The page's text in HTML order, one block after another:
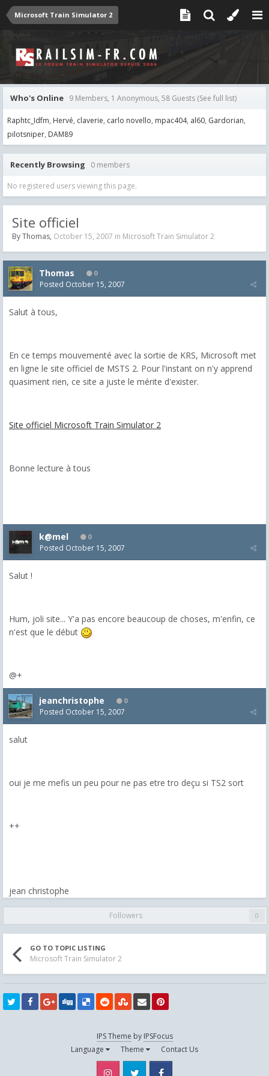
Microsoft Train Simulator 2
Who's Online 9 Members, 1 Anonymous, 58 Guests (See full list)
Raphtc_Idfm Hervé claverie carlo novello mpac404 al60 Gardorian
pilotsniper DAM89
Recently Browsing 0 members
No registered users viewing this page.
Site officiel
ByThomas, October 15, 2007 in Microsoft Train Simulator 2
Thomas 0
Posted October 15, 2007
Salut à tous,
En ce temps mouvementé avec la sortie de KRS, Microsoft met
en ligne le site officiel de MSTS 2. Pour l'instant on n'y apprend
quasiment rien, ce site a juste le mérite d'exister.
Site officiel Microsoft Train Simulator 2
Bonne lecture à tous
k@mel 0
Posted October 15, 2007
Salut !
Hum, joli site... Y'a pas encore beaucoup de choses, m'enfin, ce
n'est que le début
@+
jeanchristophe 0
Posted October 15, 2007
salut
oui je me mefis un peu pour ne pas etre tro deçu si TS2 sort
++
jean christophe
Followers 0
GO TO TOPIC LISTING
Microsoft Train Simulator 2
IPS Theme by IPSFocus
Language
Theme Contact Us
Instagram Twitter